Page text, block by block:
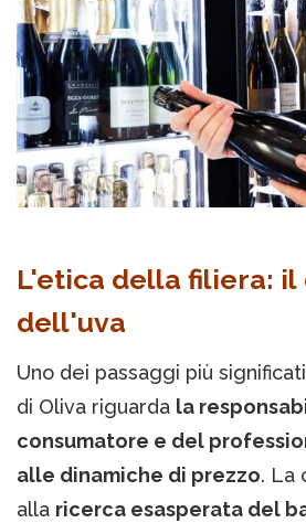
L'etica della filiera: il
dell'uva
Uno dei passaggi più
di Oliva riguarda la
consumatore e del
alle dinamiche di prezzo. La
alla ricerca esasperata del